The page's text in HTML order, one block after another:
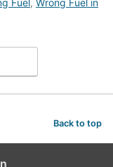
Fuel, Wrong Fuel in
Back to top